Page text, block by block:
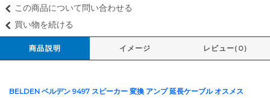
この商品について問い合わせる
買い物を続ける
商品説明 イメージ レビュー(0)
BELDEN ベルデン 9497 スピーカー 変換 アンプ 延長ケーブル オスメス